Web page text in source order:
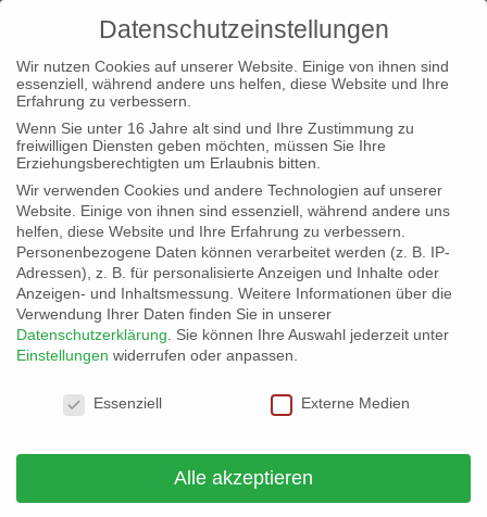
14. Juli 2026|Allgemein
Datenschutzeinstellungen
Wir nutzen Cookies auf unserer Website. Einige von ihnen sind
essenziell, während andere uns helfen, diese Website und Ihre
Erfahrung zu verbessern.
Wenn Sie unter 16 Jahre alt sind und Ihre Zustimmung zu
freiwilligen Diensten geben möchten, müssen Sie Ihre
Erziehungsberechtigten um Erlaubnis bitten.
Wir verwenden Cookies und andere Technologien auf unserer
Website. Einige von ihnen sind essenziell, während andere uns
helfen, diese Website und Ihre Erfahrung zu verbessern.
Personenbezogene Daten können verarbeitet werden (z. B. IP-
Adressen), z. B. für personalisierte Anzeigen und Inhalte oder
Anzeigen- und Inhaltsmessung. Weitere Informationen über die
Verwendung Ihrer Daten finden Sie in unserer
Datenschutzerklärung
Sie können Ihre Auswahl jederzeit unter
Einstellungen widerrufen oder anpassen.
Essenziell
Externe Medien
Alle akzeptieren